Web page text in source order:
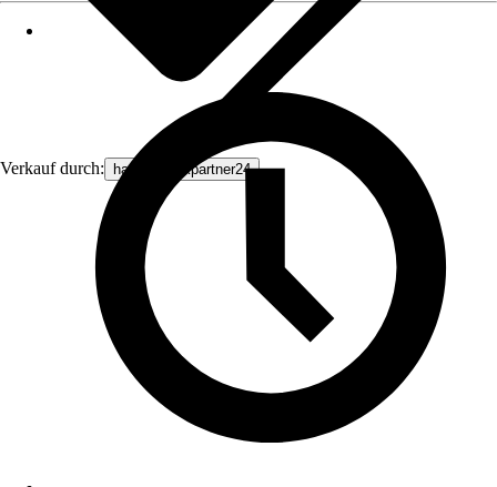
Verkauf durch: haustechnikpartner24